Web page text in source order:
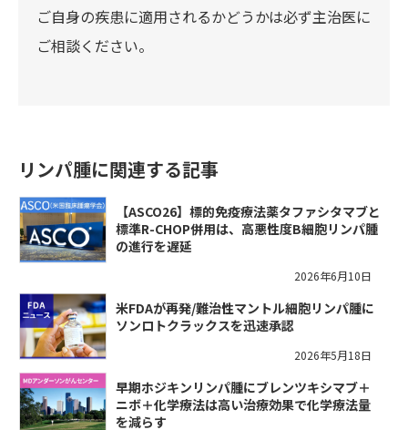
ご自身の疾患に適用されるかどうかは必ず主治医に
ご相談ください。
リンパ腫に関連する記事
【ASCO26】標的免疫療法薬タファシタマブと
標準R-CHOP併用は、高悪性度B細胞リンパ腫
の進行を遅延
2026年6月10日
米FDAが再発/難治性マントル細胞リンパ腫に
ソンロトクラックスを迅速承認
2026年5月18日
早期ホジキンリンパ腫にブレンツキシマブ＋
ニボ＋化学療法は高い治療効果で化学療法量
を減らす